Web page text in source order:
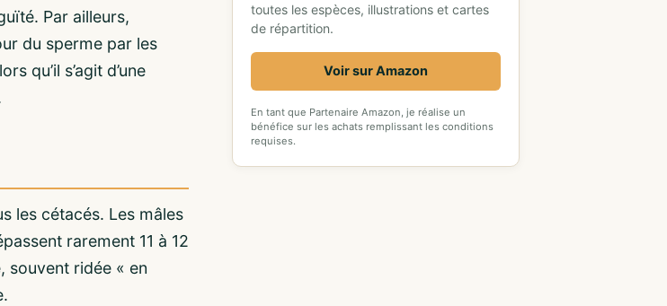
Par ailleurs,
du sperme par les
qu’il s’agit d’une
les cétacés. Les mâles
rarement 11 à 12
souvent ridée « en
toutes les espèces, illustrations et cartes
de répartition.
Voir sur Amazon
En tant que Partenaire Amazon, je réalise un
bénéfice sur les achats remplissant les conditions
requises.